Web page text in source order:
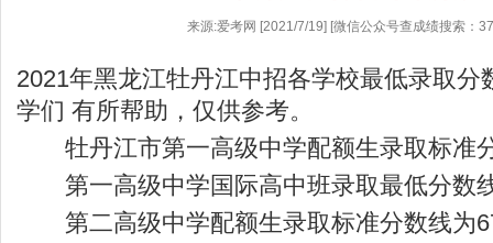
来源:爱考网 [2021/7/19] [微信公众号查成绩搜索：
2021年黑龙江牡丹江中招各学校最低录取分
学们 有所帮助，仅供参考。
牡丹江市第一高级中学配额生录取标准
第一高级中学国际高中班录取最低分数
第二高级中学配额生录取标准分数线为